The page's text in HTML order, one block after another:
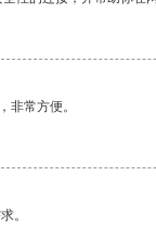
非常方便。
。